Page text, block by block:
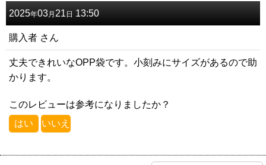
2025年03月 21 日 13:50
購入者 さん
丈夫できれいなOPP袋です。小刻みにサイズがあるので助
かります。
このレビューは参考になりましたか？
はい いいえ